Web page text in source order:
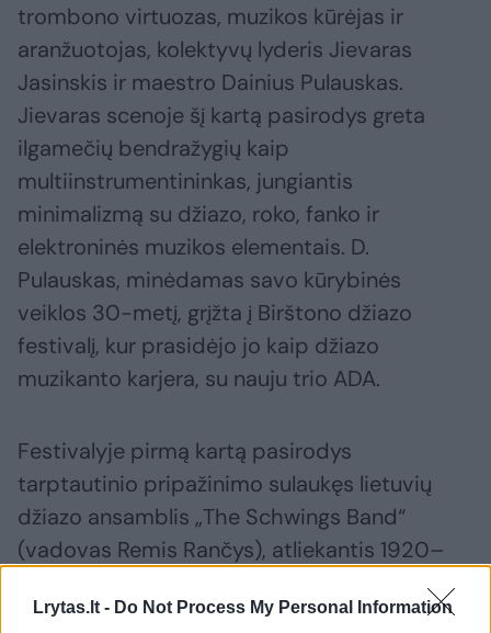
Lrytas.lt - Do Not Process My Personal Information
trombono virtuozas, muzikos kūrėjas ir
aranžuotojas, kolektyvų lyderis Jievaras
Jasinskis ir maestro Dainius Pulauskas.
Jievaras scenoje šį kartą pasirodys greta
ilgamečių bendražygių kaip
multiinstrumentininkas, jungiantis
minimalizmą su džiazo, roko, fanko ir
elektroninės muzikos elementais. D.
Pulauskas, minėdamas savo kūrybinės
veiklos 30-metį, grįžta į Birštono džiazo
festivalį, kur prasidėjo jo kaip džiazo
muzikanto karjera, su nauju trio ADA.
Festivalyje pirmą kartą pasirodys
tarptautinio pripažinimo sulaukęs lietuvių
džiazo ansamblis „The Schwings Band“
(vadovas Remis Rančys), atliekantis 1920–
grupės albumai pasiekė perkamiausių topo